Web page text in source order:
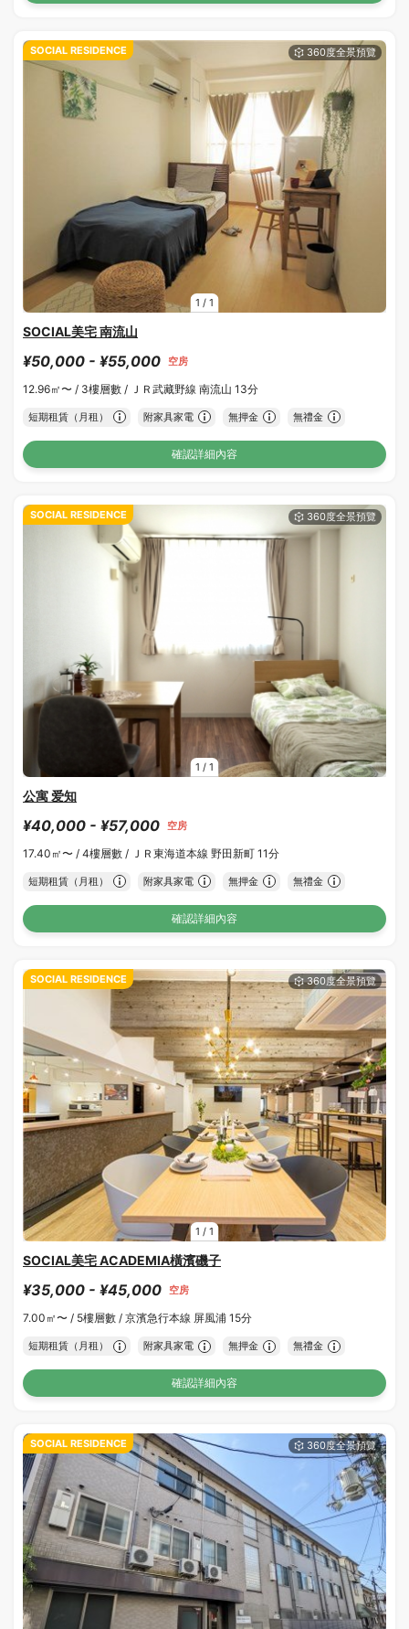
1 / 1
SOCIAL RESIDENCE
SOCIAL美宅 南流山
¥50,000 - ¥55,000 空房
12.96㎡〜 / 3樓層數 / ＪＲ武藏野線 南流山 13分
短期租賃（月租） 附家具家電 無押金 無禮金
確認詳細內容
1 / 1
SOCIAL RESIDENCE
公寓 爱知
¥40,000 - ¥57,000 空房
17.40㎡〜 / 4樓層數 / ＪＲ東海道本線 野田新町 11分
短期租賃（月租） 附家具家電 無押金 無禮金
確認詳細內容
1 / 1
SOCIAL RESIDENCE
SOCIAL美宅 ACADEMIA橫濱磯子
¥35,000 - ¥45,000 空房
7.00㎡〜 / 5樓層數 / 京濱急行本線 屏風浦 15分
短期租賃（月租） 附家具家電 無押金 無禮金
確認詳細內容
SOCIAL RESIDENCE